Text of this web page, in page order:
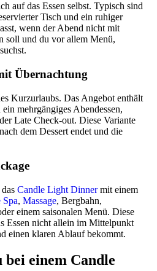
auf das Essen selbst. Typisch sind
Tisch und ein ruhiger
wenn der Abend nicht mit
soll und du vor allem Menü,
Übernachtung
Kurzurlaubs. Das Angebot enthält
mehrgängiges Abendessen,
Late Check-out. Diese Variante
dem Dessert endet und die
Candle Light Dinnermit einem
Spa, Massage, Bergbahn,
einem saisonalen Menü. Diese
Essen nicht allein im Mittelpunkt
einen klaren Ablauf bekommt.
einem Candle